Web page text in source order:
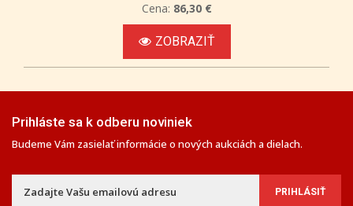
Cena: 86,30 €
ZOBRAZIŤ
Prihláste sa k odberu noviniek
Budeme Vám zasielať informácie o nových aukciách a dielach.